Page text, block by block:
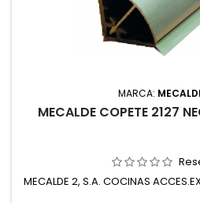
MARCA:
MECALDE COPETE 2127
MECALDE 2, S.A. COCINAS